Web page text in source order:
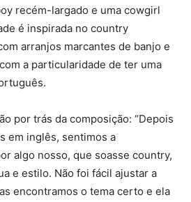
recém-largado e uma cowgirl
é inspirada no country
arranjos marcantes de banjo e
a particularidade de ter uma
por trás da composição: “Depois
em inglês, sentimos a
algo nosso, que soasse country,
e estilo. Não foi fácil ajustar a
encontramos o tema certo e ela